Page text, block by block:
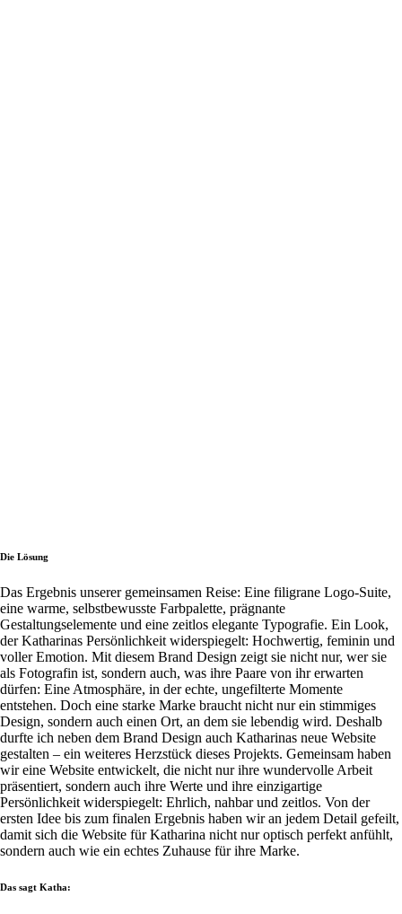
Die Lösung
Das Ergebnis unserer gemeinsamen Reise: Eine filigrane Logo-Suite,
eine warme, selbstbewusste Farbpalette, prägnante
Gestaltungselemente und eine zeitlos elegante Typografie. Ein Look,
der Katharinas Persönlichkeit widerspiegelt: Hochwertig, feminin und
voller Emotion. Mit diesem Brand Design zeigt sie nicht nur, wer sie
als Fotografin ist, sondern auch, was ihre Paare von ihr erwarten
dürfen: Eine Atmosphäre, in der echte, ungefilterte Momente
entstehen. Doch eine starke Marke braucht nicht nur ein stimmiges
Design, sondern auch einen Ort, an dem sie lebendig wird. Deshalb
durfte ich neben dem Brand Design auch Katharinas neue Website
gestalten – ein weiteres Herzstück dieses Projekts. Gemeinsam haben
wir eine Website entwickelt, die nicht nur ihre wundervolle Arbeit
präsentiert, sondern auch ihre Werte und ihre einzigartige
Persönlichkeit widerspiegelt: Ehrlich, nahbar und zeitlos. Von der
ersten Idee bis zum finalen Ergebnis haben wir an jedem Detail gefeilt,
damit sich die Website für Katharina nicht nur optisch perfekt anfühlt,
sondern auch wie ein echtes Zuhause für ihre Marke.
Das sagt Katha: